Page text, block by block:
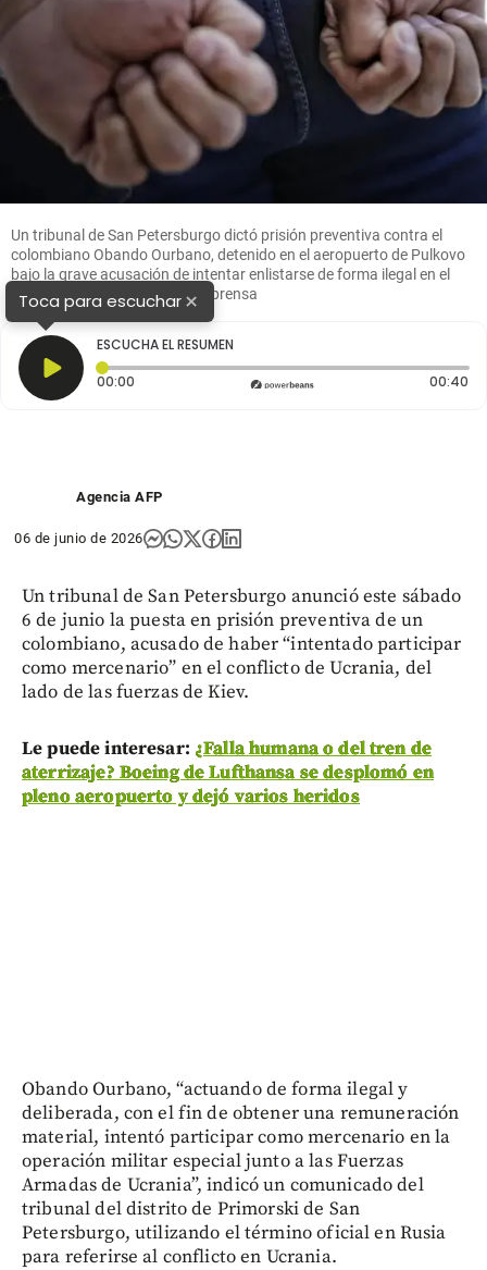
Un tribunal de San Petersburgo dictó prisión preventiva contra el
colombiano Obando Ourbano, detenido en el aeropuerto de Pulkovo
bajo la grave acusación de intentar enlistarse de forma ilegal en el
Ejército de Ucrania. FOTO: Colprensa
Toca para escuchar×
ESCUCHA EL RESUMEN
00:00 Tiempo transcurrido: 0 segundos 00:40
Agencia AFP
06 de junio de 2026
Un tribunal de San Petersburgo anunció este sábado
6 de junio la puesta en prisión preventiva de un
colombiano, acusado de haber “intentado participar
como mercenario” en el conflicto de Ucrania, del
lado de las fuerzas de Kiev.
Le puede interesar: ¿Falla humana o del tren de
aterrizaje? Boeing de Lufthansa se desplomó en
pleno aeropuerto y dejó varios heridos
Obando Ourbano, “actuando de forma ilegal y
deliberada, con el fin de obtener una remuneración
material, intentó participar como mercenario en la
operación militar especial junto a las Fuerzas
Armadas de Ucrania”, indicó un comunicado del
tribunal del distrito de Primorski de San
Petersburgo, utilizando el término oficial en Rusia
para referirse al conflicto en Ucrania.